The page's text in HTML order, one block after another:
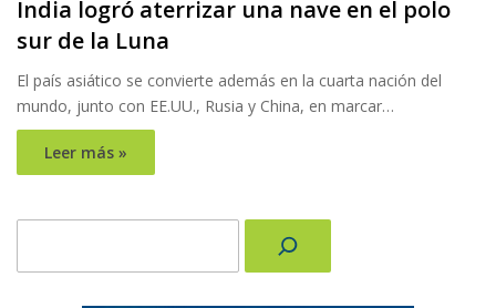
India logró aterrizar una nave en el polo
sur de la Luna
El país asiático se convierte además en la cuarta nación del
mundo, junto con EE.UU., Rusia y China, en marcar…
Leer más »